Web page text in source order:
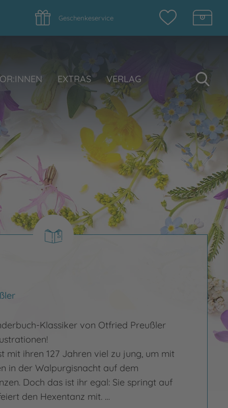
Geschenkeservice
EXTRAS VERLAG
Klassiker von Otfried Preußler
mit ihren 127 Jahren viel zu jung, um mit
in der Walpurgisnacht auf dem
Doch das ist ihr egal: Sie springt auf
den Hexentanz mit. …